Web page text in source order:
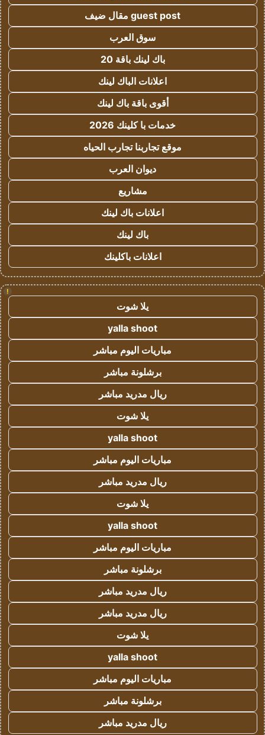
guest post مقال ضيف
سوق العرب
باك لينك باقة 20
اعلانات الباك لينك
أقوى باقة باك لينك
خدمات با كلينك 2026
موقع تجاربنا تجارب الحياه
ديوان العرب
مشاريع
اعلانات باك لينك
باك لينك
اعلانات باكلينك
!
يلا شوت
yalla shoot
مباريات اليوم مباشر
برشلونة مباشر
ريال مدريد مباشر
يلا شوت
yalla shoot
مباريات اليوم مباشر
ريال مدريد مباشر
يلا شوت
yalla shoot
مباريات اليوم مباشر
برشلونة مباشر
ريال مدريد مباشر
ريال مدريد مباشر
يلا شوت
yalla shoot
مباريات اليوم مباشر
برشلونة مباشر
ريال مدريد مباشر